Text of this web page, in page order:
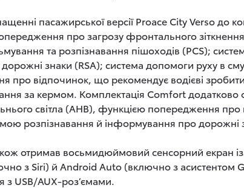
пасажирської версії Proace City Verso до
про загрозу фронтального
та розпізнавання пішоходів (PCS);
знаки (RSA); система допомоги руху в
про відпочинок, що рекомендує водієві
за кермом. Комплектація Comfort
світла (AHB), функцією попередження про
розпізнавання й інформування про дорожні
отримав восьмидюймовий сенсорний екран
з Siri) й Android Auto (включно з асистентом
з USB/AUX-роз’ємами.